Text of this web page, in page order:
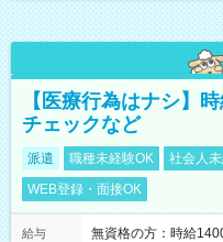
【医療行為はナシ】
チェックなど
派遣 職種未経験OK 社会人
WEB登録・面接OK
給与
無資格の方：時給